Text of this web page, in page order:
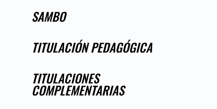
SAMBO
TITULACIÓN PEDAGÓGICA
TITULACIONES
COMPLEMENTARIAS